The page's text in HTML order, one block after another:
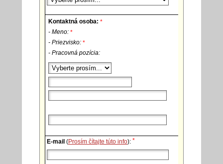
Kontaktná osoba: *
- Meno: *
- Priezvisko: *
- Pracovná pozícia:
E-mail (Prosím čítajte túto info): *